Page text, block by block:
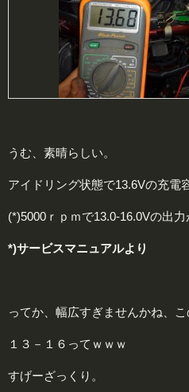
うむ、素晴らしい。
アイドリング状態で13.6Vの充電
(*)5000ｒｐｍで13.0-16.0Vの出力
*)サービスマニュアルより
ってか、幅広すぎませんかね、こ
１３－１６ってｗｗｗ
すげーざっくり。